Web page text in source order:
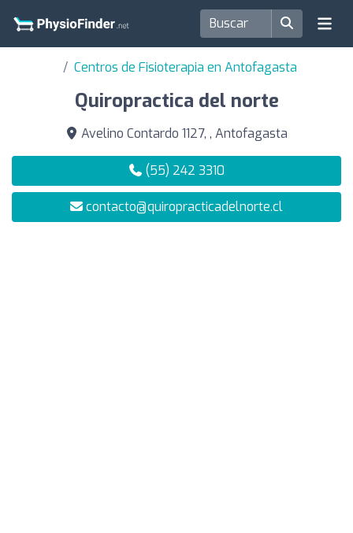
Centros de Fisioterapia en Antofagasta
Quiropractica del norte
Avelino Contardo 1127, , Antofagasta
(55) 242 3310
contacto@quiropracticadelnorte.cl